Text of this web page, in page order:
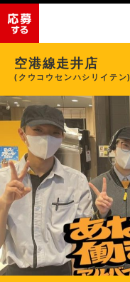
空港線走井店
(クウコウセンハシリイテン)